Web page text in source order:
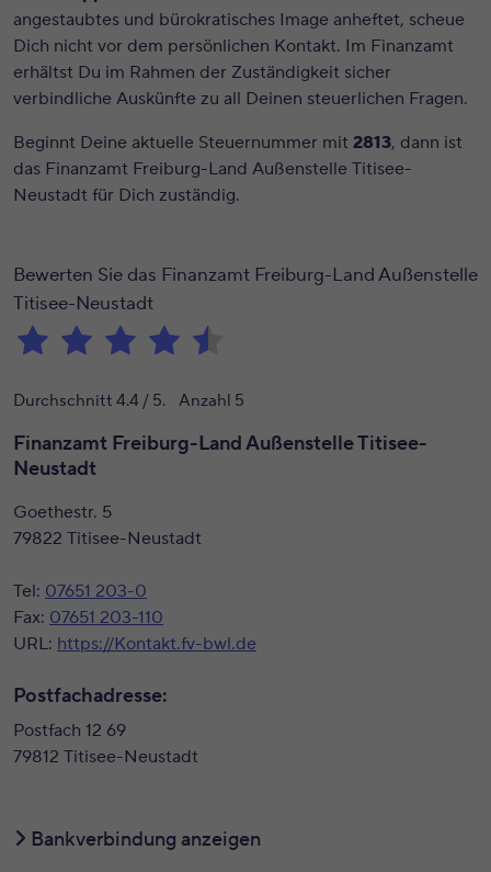
angestaubtes und bürokratisches Image anheftet, scheue
Dich nicht vor dem persönlichen Kontakt. Im Finanzamt
erhältst Du im Rahmen der Zuständigkeit sicher
verbindliche Auskünfte zu all Deinen steuerlichen Fragen.
Beginnt Deine aktuelle Steuernummer mit 2813, dann ist
das Finanzamt Freiburg-Land Außenstelle Titisee-
Neustadt für Dich zuständig.
Bewerten Sie das Finanzamt Freiburg-Land Außenstelle
Titisee-Neustadt
Durchschnitt 4.4 / 5. Anzahl 5
Finanzamt Freiburg-Land Außenstelle Titisee-
Neustadt
Goethestr. 5
79822 Titisee-Neustadt
Tel: 07651 203-0
Fax: 07651 203-110
URL: https://Kontakt.fv-bwl.de
Postfachadresse:
Postfach 12 69
79812 Titisee-Neustadt
Bankverbindung anzeigen